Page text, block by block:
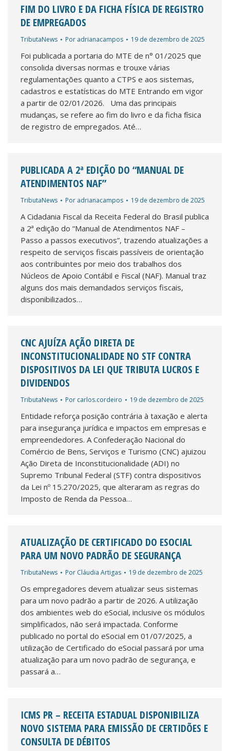
FIM DO LIVRO E DA FICHA FÍSICA DE REGISTRO
DE EMPREGADOS
TributaNews Por adrianacampos 19 de dezembro de 2025
Foi publicada a portaria do MTE de n° 01/2025 que
consolida diversas normas e trouxe várias
regulamentações quanto a CTPS e aos sistemas,
cadastros e estatísticas do MTE Entrando em vigor
a partir de 02/01/2026. Uma das principais
mudanças, se refere ao fim do livro e da ficha física
de registro de empregados. Até…
PUBLICADA A 2ª EDIÇÃO DO “MANUAL DE
ATENDIMENTOS NAF”
TributaNews Por adrianacampos 19 de dezembro de 2025
A Cidadania Fiscal da Receita Federal do Brasil publica
a 2ª edição do “Manual de Atendimentos NAF –
Passo a passos executivos”, trazendo atualizações a
respeito de serviços fiscais passíveis de orientação
aos contribuintes por meio dos trabalhos dos
Núcleos de Apoio Contábil e Fiscal (NAF). Manual traz
alguns dos mais demandados serviços fiscais,
disponibilizados…
CNC AJUÍZA AÇÃO DIRETA DE
INCONSTITUCIONALIDADE NO STF CONTRA
DISPOSITIVOS DA LEI QUE TRIBUTA LUCROS E
DIVIDENDOS
TributaNews Por carlos.cordeiro 19 de dezembro de 2025
Entidade reforça posição contrária à taxação e alerta
para insegurança jurídica e impactos em empresas e
empreendedores. A Confederação Nacional do
Comércio de Bens, Serviços e Turismo (CNC) ajuizou
Ação Direta de Inconstitucionalidade (ADI) no
Supremo Tribunal Federal (STF) contra dispositivos
da Lei nº 15.270/2025, que alteraram as regras do
Imposto de Renda da Pessoa…
ATUALIZAÇÃO DE CERTIFICADO DO ESOCIAL
PARA UM NOVO PADRÃO DE SEGURANÇA
TributaNews Por Cláudia Artigas 19 de dezembro de 2025
Os empregadores devem atualizar seus sistemas
para um novo padrão a partir de 2026. A utilização
dos ambientes web do eSocial, inclusive os módulos
simplificados, não será impactada. Conforme
publicado no portal do eSocial em 01/07/2025, a
utilização de Certificado do eSocial passará por uma
atualização para um novo padrão de segurança, e
passará a…
ICMS PR – RECEITA ESTADUAL DISPONIBILIZA
NOVO SISTEMA PARA EMISSÃO DE CERTIDÕES E
CONSULTA DE DÉBITOS